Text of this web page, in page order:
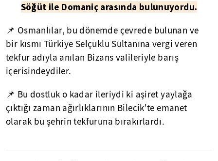
Söğüt ile Domaniç arasında bulunuyordu.
📌 Osmanlılar, bu dönemde çevrede bulunan ve
bir kısmı Türkiye Selçuklu Sultanına vergi veren
tekfur adıyla anılan Bizans valileriyle barış
içerisindeydiler.
📌 Bu dostluk o kadar ileriydi ki aşiret yaylağa
çıktığı zaman ağırlıklarının Bilecik'te emanet
olarak bu şehrin tekfuruna bırakırlardı.